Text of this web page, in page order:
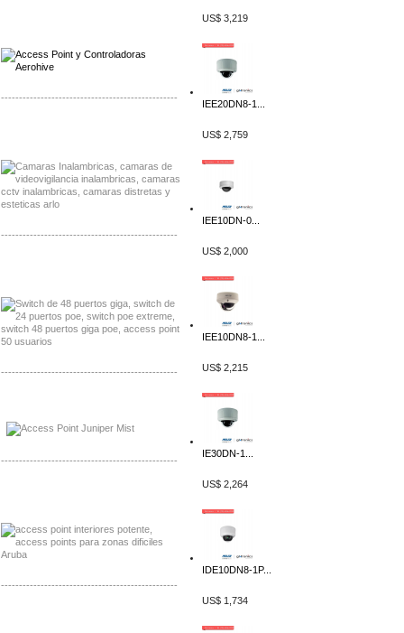
-------------------------------------------------
-------------------------------------------------
-------------------------------------------------
-------------------------------------------------
-------------------------------------------------
US$ 3,219
IEE20DN8-1...
US$ 2,759
IEE10DN-0...
US$ 2,000
IEE10DN8-1...
US$ 2,215
IE30DN-1...
US$ 2,264
IDE10DN8-1P...
US$ 1,734